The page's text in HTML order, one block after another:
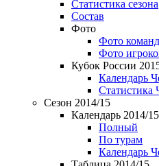
Статистика сезона
Состав
Фото
Фото
Фото
Кубок России
Календарь
Статистика
Сезон 2014/15
Календарь 2014/15
Полный
По турам
Календарь